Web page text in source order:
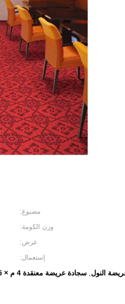
مصبوغ:
وزن الكومة:
عرض:
إستعمال:
, سجادة عريضة معنقدة 4 م × 25 م